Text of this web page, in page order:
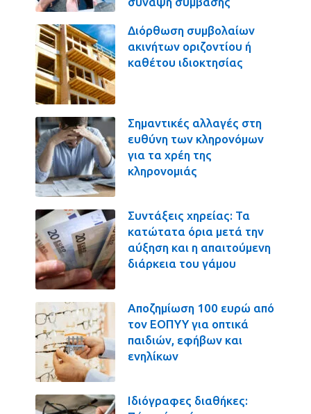
Διόρθωση συμβολαίων
ακινήτων οριζοντίου ή
καθέτου ιδιοκτησίας
Σημαντικές αλλαγές στη
ευθύνη των κληρονόμων
για τα χρέη της
κληρονομιάς
Συντάξεις χηρείας: Τα
κατώτατα όρια μετά την
αύξηση και η απαιτούμενη
διάρκεια του γάμου
Αποζημίωση 100 ευρώ από
τον ΕΟΠΥΥ για οπτικά
παιδιών, εφήβων και
ενηλίκων
Ιδιόγραφες διαθήκες: